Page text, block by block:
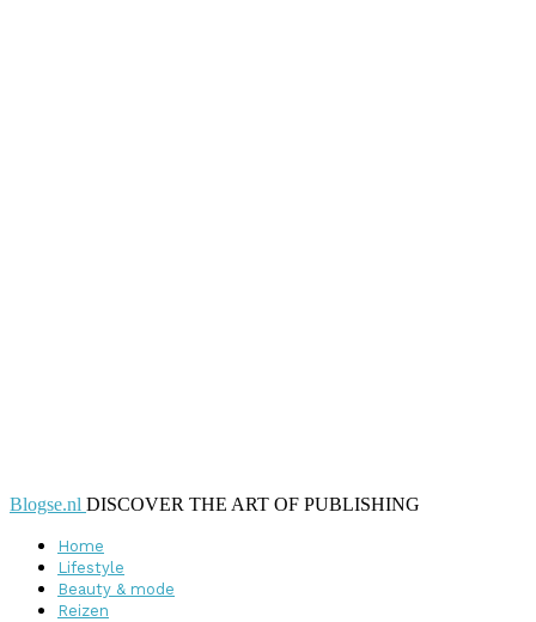
Blogse.nl DISCOVER THE ART OF PUBLISHING
Home
Lifestyle
Beauty & mode
Reizen